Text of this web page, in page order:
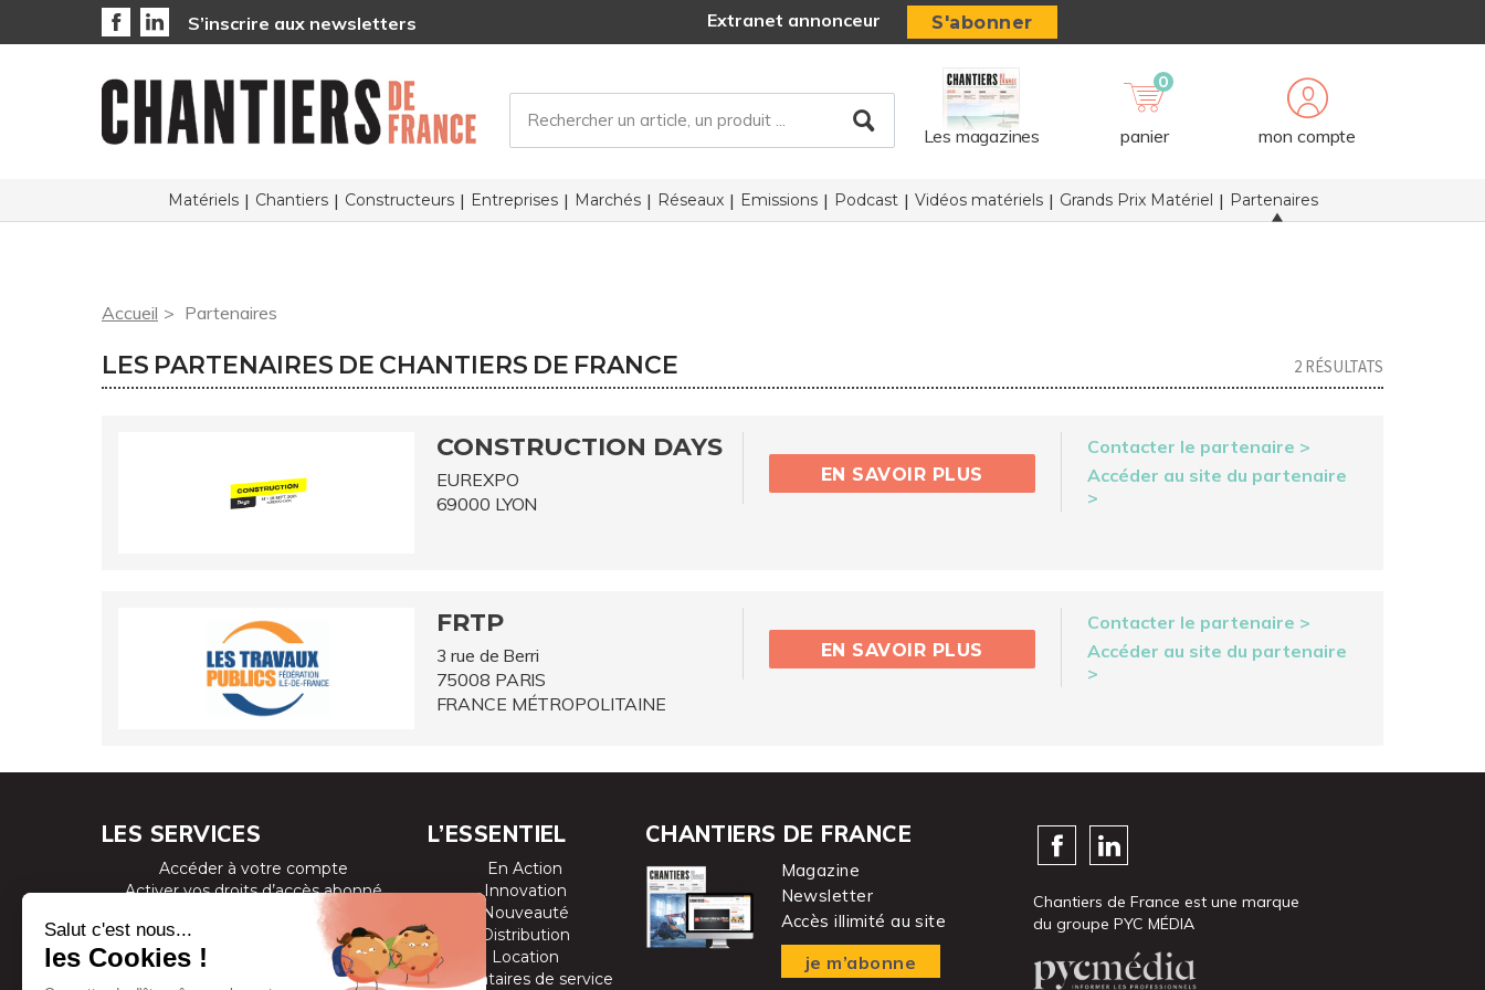
S’inscrire aux newsletters Extranet annonceur S'abonner
Les magazines
0
panier mon compte
Matériels Chantiers Constructeurs Entreprises Marchés Réseaux Emissions Podcast Vidéos matériels Grands Prix Matériel Partenaires
Accueil Partenaires
LES PARTENAIRES DE CHANTIERS DE FRANCE 2 RÉSULTATS
CONSTRUCTION DAYS
EUREXPO
69000 LYON
EN SAVOIR PLUS
Contacter le partenaire >
Accéder au site du partenaire
>
FRTP
3 rue de Berri
75008 PARIS
FRANCE MÉTROPOLITAINE
EN SAVOIR PLUS
Contacter le partenaire >
Accéder au site du partenaire
>
LES SERVICES
Accéder à votre compte
Activer vos droits d’accès abonné
Consulter les magazines
S’inscrire aux newsletters
Devenir annonceur
Se connecter à l’extranet annonceur
L’ESSENTIEL
En Action
Innovation
Nouveauté
Distribution
Location
Prestataires de service
CHANTIERS DE FRANCE
Magazine
Newsletter
Accès illimité au site
je m’abonne
Chantiers de France est une marque
du groupe PYC MÉDIA